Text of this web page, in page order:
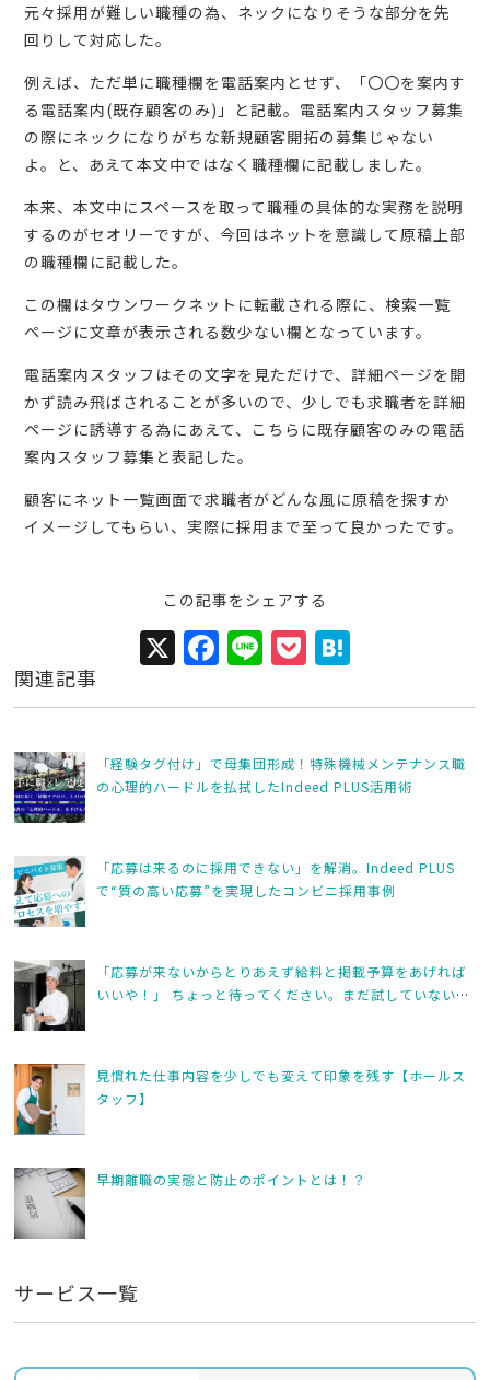
元々採用が難しい職種の為、ネックになりそうな部分を先
回りして対応した。
例えば、ただ単に職種欄を電話案内とせず、「〇〇を案内す
る電話案内(既存顧客のみ)」と記載。電話案内スタッフ募集
の際にネックになりがちな新規顧客開拓の募集じゃない
よ。と、あえて本文中ではなく職種欄に記載しました。
本来、本文中にスペースを取って職種の具体的な実務を説明
するのがセオリーですが、今回はネットを意識して原稿上部
の職種欄に記載した。
この欄はタウンワークネットに転載される際に、検索一覧
ページに文章が表示される数少ない欄となっています。
電話案内スタッフはその文字を見ただけで、詳細ページを開
かず読み飛ばされることが多いので、少しでも求職者を詳細
ページに誘導する為にあえて、こちらに既存顧客のみの電話
案内スタッフ募集と表記した。
顧客にネット一覧画面で求職者がどんな風に原稿を探すか
イメージしてもらい、実際に採用まで至って良かったです。
この記事をシェアする
X F
c
e
b
o
k
Li
e
P
c
k
et
e
n
a
関連記事
「経験タグ付け」で母集団形成！特殊機械メンテナンス職
の心理的ハードルを払拭したIndeed PLUS活用術
「応募は来るのに採用できない」を解消。Indeed PLUS
で“質の高い応募”を実現したコンビニ採用事例
「応募が来ないからとりあえず給料と掲載予算をあげれば
いいや！」 ちょっと待ってください。まだ試していない方
見慣れた仕事内容を少しでも変えて印象を残す【ホールス
タッフ】
早期離職の実態と防止のポイントとは！？
サービス一覧